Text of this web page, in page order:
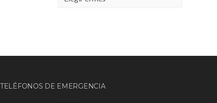
TELÉFONOS DE EMERGENCIA